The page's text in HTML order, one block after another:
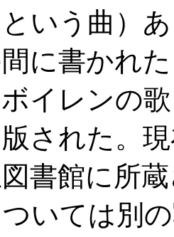
いう曲）
に書かれ
イレンの
された。
書館に所
いては別